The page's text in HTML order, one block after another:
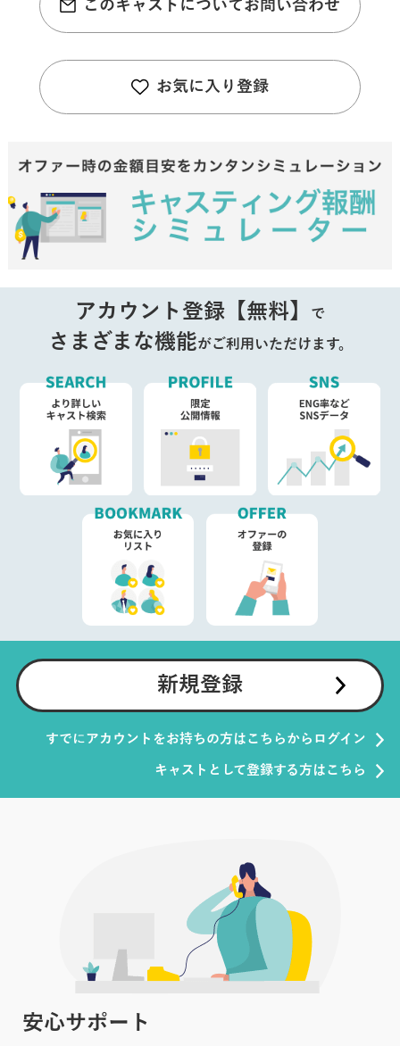
このキャストについてお問い合わせ
お気に入り登録
アカウント登録【無料】 で
さまざまな機能がご利用いただけます。
新規登録
すでにアカウントをお持ちの方はこちらからログイン
キャストとして登録する方はこちら
安心サポート